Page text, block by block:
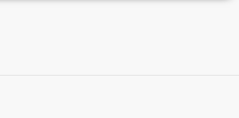
картины кистью и красками